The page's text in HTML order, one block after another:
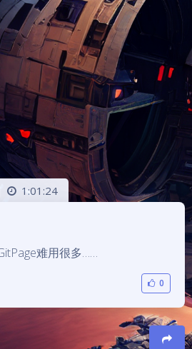
1:01:24
难用很多……
0